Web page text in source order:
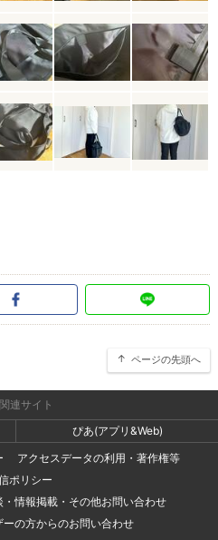
ページの先頭へ
連サイト
ぴあ(アプリ&Web)
アクセスデータの利用・著作権等
ポリシー
情報掲載・その他お問い合わせ
の方からのお問い合わせ